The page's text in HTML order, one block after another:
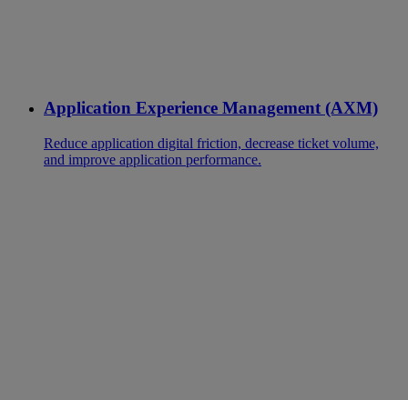
Application Experience Management (AXM)
Reduce application digital friction, decrease ticket volume,
and improve application performance.